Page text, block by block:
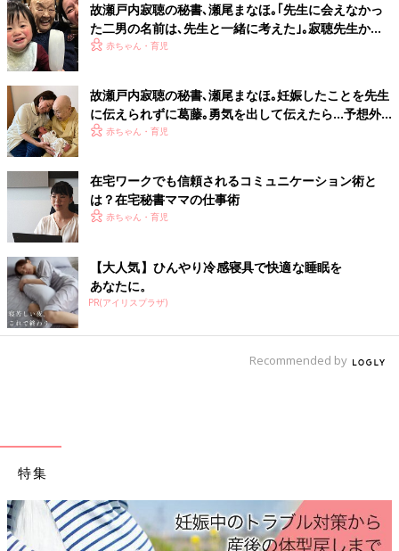
ではないかと思います。」
杉山さん自身も、男の子を育てながら働くワーキングマザー。息
子さんには日頃から、「ママが直接お世話になっている人だけで
なく、目には見えないところでママを支えてくれている人々も含
めて、みんなであなたを育ててくれているのよ」と伝えているそ
うです。
「子どもがいると急な発熱などで仕事を休まざるを得ないことも
あり、私もこれまで、上司や同僚をはじめ、たくさんの人のサポ
ートに支えられてきました。子育て中は自分ではコントロールで
きないこともたくさんあるので、開き直ることも大切です。自分
環境を整えた上で、『子どもがいるんだから、できないことはで
きないと開き直っていい。あなたの力を活かせるように、まずは
一歩を踏み出してみて』と背中を押すことができるような存在で
ありたいと思っています。」
5歳児のママが在宅秘書の働き方を選んだ理由は？
大学の英文科を卒業した相原さんは、1年間のイギリス留学の経
験があり、英検準一級、TOEIC 935点を取得している高い英語能
力の持ち主。メーカーで海外営業の仕事を経験し、出産後は特許
故瀬戸内寂聴の秘書､瀬尾まなほ｡｢先生に会えなかっ
た二男の名前は､先生と一緒に考えた｣｡寂聴先生から
学んだものとは？
赤ちゃん・育児
故瀬戸内寂聴の秘書､瀬尾まなほ｡妊娠したことを先生
に伝えられずに葛藤｡勇気を出して伝えたら…予想外
の反応が
赤ちゃん・育児
在宅ワークでも信頼されるコミュニケーション術と
は？在宅秘書ママの仕事術
赤ちゃん・育児
【大人気】ひんやり冷感寝具で快適な睡眠を
あなたに。
PR(アイリスプラザ)
Recommended by
特集